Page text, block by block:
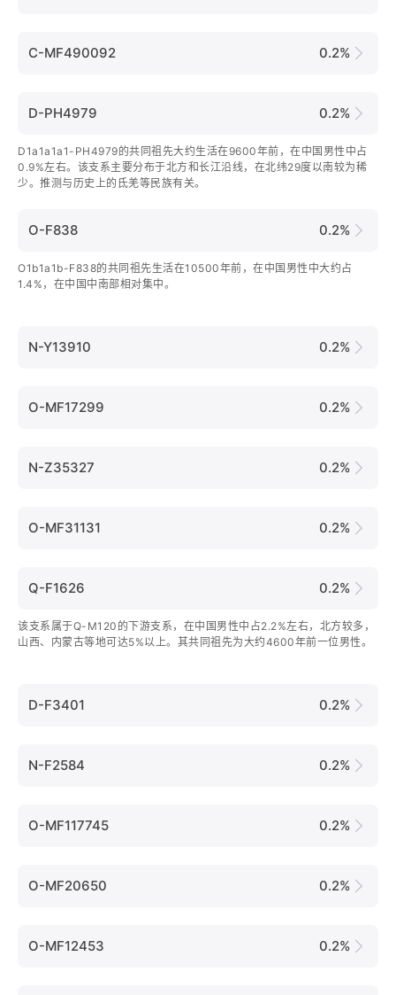
C-MF490092 0.2%
D-PH4979 0.2%
D1a1a1a1-PH4979的共同祖先大约生活在9600年前，在中国男性中占
0.9%左右。该支系主要分布于北方和长江沿线，在北纬29度以南较为稀
少。推测与历史上的氐羌等民族有关。
O-F838 0.2%
O1b1a1b-F838的共同祖先生活在10500年前，在中国男性中大约占
1.4%，在中国中南部相对集中。
N-Y13910 0.2%
O-MF17299 0.2%
N-Z35327 0.2%
O-MF31131 0.2%
Q-F1626 0.2%
该支系属于Q-M120的下游支系，在中国男性中占2.2%左右，北方较多，
山西、内蒙古等地可达5%以上。其共同祖先为大约4600年前一位男性。
D-F3401 0.2%
N-F2584 0.2%
O-MF117745 0.2%
O-MF20650 0.2%
O-MF12453 0.2%